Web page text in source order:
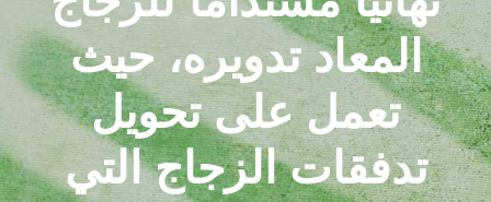
المعاد تدويره، حيث
تعمل على تحويل
تدفقات الزجاج التي